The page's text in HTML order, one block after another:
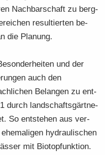
Nach­bar­schaft zu berg­
re­sul­tier­ten be­
die Pla­nung.
und der
auch den
Be­lan­gen zu ent­
durch land­schafts­gärt­ne­
So ent­stehen aus ver­
hy­drau­li­schen
mit Bio­top­funk­ti­on.